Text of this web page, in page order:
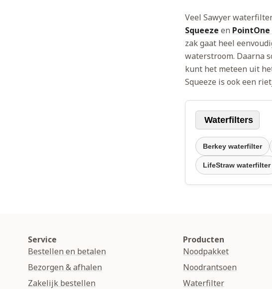
Veel Sawyer
Squeeze en PointOne
zak gaat heel
waterstroom. Daarna
kunt het meteen uit
Squeeze is ook een
Waterfilters
Berkey waterfilter
LifeStraw waterfilter
Service
Bestellen en betalen
Bezorgen & afhalen
Zakelijk bestellen
Producten
Noodpakket
Noodrantsoen
Waterfilter